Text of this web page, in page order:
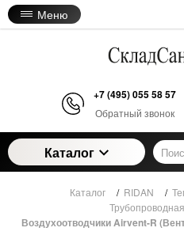
Меню
+7 (495) 055 58 57
Обратный звонок
Каталог
Каталог / RIDAN /
Воздухоотводчики Airvent-R